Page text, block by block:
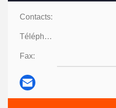
Contacts:
Téléphone:
Fax: